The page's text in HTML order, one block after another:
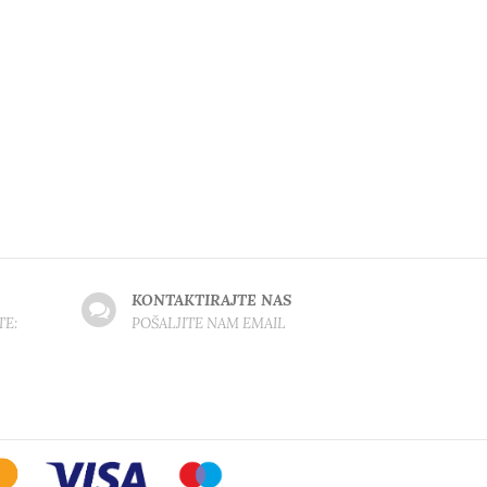
KONTAKTIRAJTE NAS
POŠALJITE NAM EMAIL